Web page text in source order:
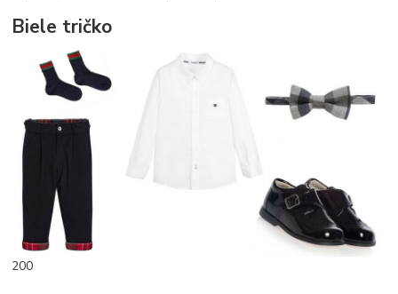
Biele tričko
200